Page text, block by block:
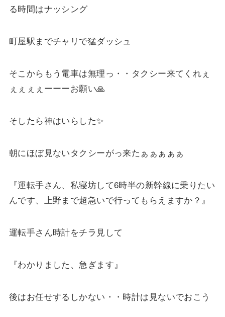
る時間はナッシング
町屋駅までチャリで猛ダッシュ
そこからもう電車は無理っ・・タクシー来てくれぇ
ぇぇぇぇーーーお願い🙏
そしたら神はいらした✨
朝にほぼ見ないタクシーがっ来たぁぁぁぁぁ
『運転手さん、私寝坊して6時半の新幹線に乗りたい
んです、上野まで超急いで行ってもらえますか？』
運転手さん時計をチラ見して
『わかりました、急ぎます』
後はお任せするしかない・・時計は見ないでおこう